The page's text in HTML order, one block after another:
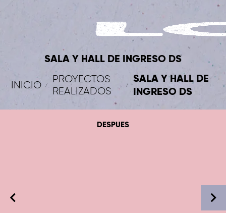
SALA Y HALL DE INGRESO DS
INICIO
PROYECTOS
REALIZADOS
SALA Y HALL DE
INGRESO DS
DESPUES